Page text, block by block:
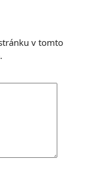
v tomto